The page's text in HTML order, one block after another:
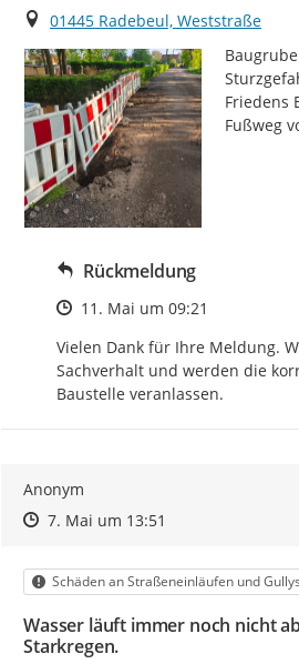
Ort
01445 Radebeul, Weststraße
Friedens
Fußweg
Rückmeldung
Zeitpunkt des Erstellens
11. Mai um 09:21
Vielen Dank für Ihre Meldung.
Sachverhalt und werden die
Baustelle veranlassen.
Anonym
Zeitpunkt des Erstellens
Zeitpunkt des Erstellens
7. Mai um 13:51
Kategorie
Schäden an Straßeneinläufen und Gullys
Wasser läuft immer noch nicht
Starkregen.